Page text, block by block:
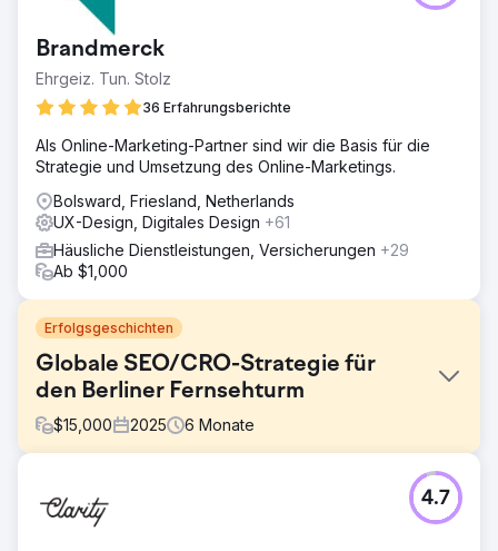
Brandmerck
Ehrgeiz. Tun. Stolz
36 Erfahrungsberichte
Als Online-Marketing-Partner sind wir die Basis für die
Strategie und Umsetzung des Online-Marketings.
Bolsward, Friesland, Netherlands
UX-Design, Digitales Design +61
Häusliche Dienstleistungen, Versicherungen +29
Ab $1,000
Erfolgsgeschichten
Globale SEO/CRO-Strategie für
den Berliner Fernsehturm
$15,000 2025 6 Monate
Der Berliner Fernsehturm hatte Probleme,
Direktbuchungen zu generieren, da er sich stark auf
4.7